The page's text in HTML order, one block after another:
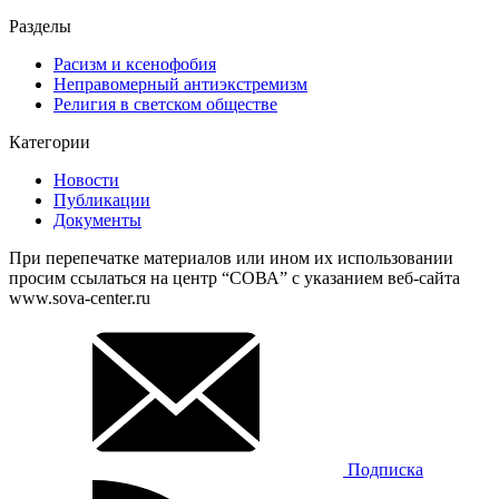
Разделы
Расизм и ксенофобия
Неправомерный антиэкстремизм
Религия в светском обществе
Категории
Новости
Публикации
Документы
При перепечатке материалов или ином их использовании
просим ссылаться на центр “СОВА” с указанием веб-сайта
www.sova-center.ru
Подписка